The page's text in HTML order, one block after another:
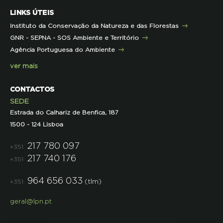
Pareceres
Parcerias
Projetos
Semana do Jornalismo de Ambiente 2023
Projetos
Outras Formações
LINKS ÚTEIS
Instituto da Conservação da Natureza e das Florestas
GNR - SEPNA - SOS Ambiente e Território
Agência Portuguesa do Ambiente
ver mais
CONTACTOS
SEDE
Estrada do Calhariz de Benfica, 187
1500 - 124 Lisboa
+351 217 780 097
+351 217 740 176
+351 964 656 033 (tlm)
geral@lpn.pt